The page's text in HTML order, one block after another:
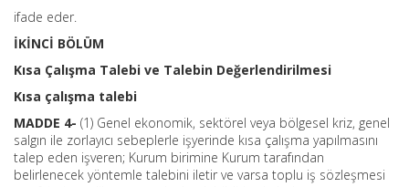
ifade eder.
İKİNCİ BÖLÜM
Kısa Çalışma Talebi ve Talebin Değerlendirilmesi
Kısa çalışma talebi
MADDE 4- (1) Genel ekonomik, sektörel veya bölgesel kriz, genel
salgın ile zorlayıcı sebeplerle işyerinde kısa çalışma yapılmasını
talep eden işveren; Kurum birimine Kurum tarafından
belirlenecek yöntemle talebini iletir ve varsa toplu iş sözleşmesi